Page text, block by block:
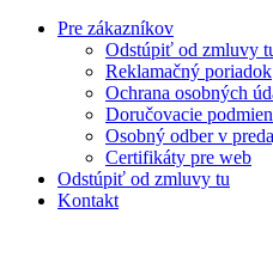
Pre zákazníkov
Odstúpiť od zmluvy
Reklamačný poriadok
Ochrana osobných
Doručovacie
Osobný odber v
Certifikáty pre web
Odstúpiť od zmluvy tu
Kontakt